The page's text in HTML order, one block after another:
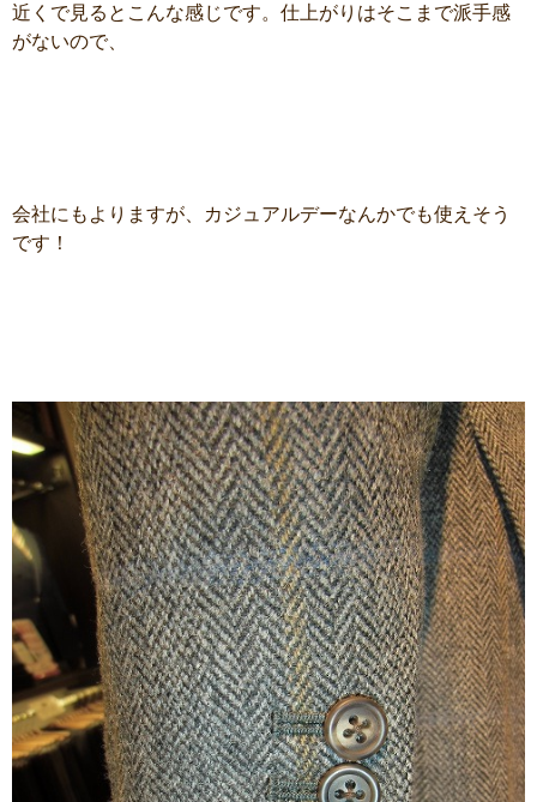
近くで見るとこんな感じです。仕上がりはそこまで派手感
がないので、
会社にもよりますが、カジュアルデーなんかでも使えそう
です！